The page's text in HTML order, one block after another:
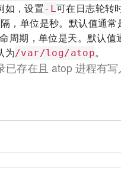
如，设置-L可在日志轮转
，单位是秒。默认值通
周期，单位是天。默认
为/var/log/atop。
存在且 atop 进程有写